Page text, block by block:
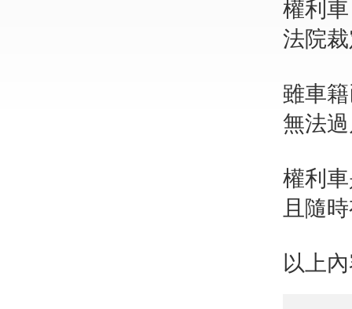
權利
法院
雖車
無法
權利
且隨
以上